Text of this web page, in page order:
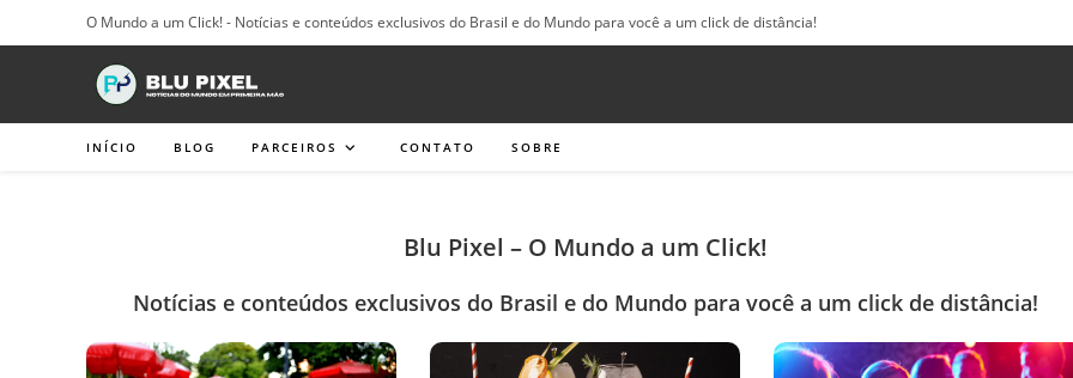
para
O Mundo a um Click! - Notícias e conteúdos exclusivos do Brasil e do Mundo para você a um click de distância!
INÍCIO BLOG PARCEIROS CONTATO SOBRE
Blu Pixel – O Mundo a um Click!
Notícias e conteúdos exclusivos do Brasil e do Mundo para você a um click de distância!